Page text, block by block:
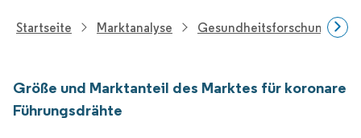
Startseite Marktanalyse Gesundheitsforschung
Größe und Marktanteil des Marktes für koronare
Führungsdrähte